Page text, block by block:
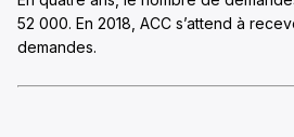
52 000. En 2018, ACC s’attend à
demandes.